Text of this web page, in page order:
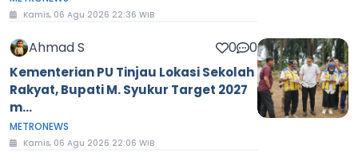
Kamis, 06 Agu 2026 22:36 WIB
Ahmad S 0 0
Kementerian PU Tinjau Lokasi Sekolah
Rakyat, Bupati M. Syukur Target 2027
m...
METRONEWS
Kamis, 06 Agu 2026 22:06 WIB